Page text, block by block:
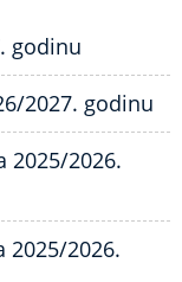
godinu
2027. godinu
2025/2026.
2025/2026.